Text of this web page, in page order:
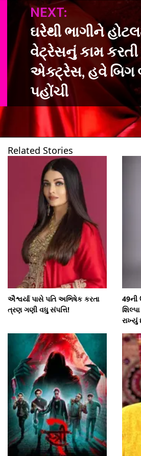
NEXT:
ઘરેથી ભાગીને
વેટ્રેસનું કામ
એક્ટ્રેસ, હવે બિગ
પહોંચી
Related Stories
ઐશ્વર્યા પાસે પતિ અભિષેક કરતા
ત્રણ ગણી વધુ સંપત્તિ!
રાખ્યું